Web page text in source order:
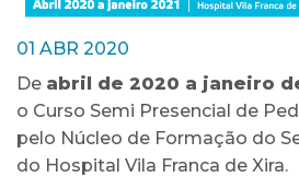
01 ABR 2020
De abril de 2020 a janeiro
o Curso Semi Presencial de
pelo Núcleo de Formação do
do Hospital Vila Franca de Xira.